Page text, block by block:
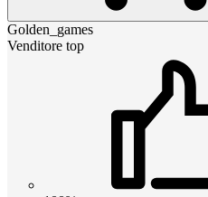
Golden_games
Venditore top